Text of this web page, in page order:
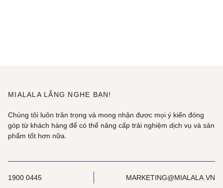
MIALALA LẮNG NGHE BẠN!
Chúng tôi luôn trân trọng và mong nhận được mọi ý kiến đóng
góp từ khách hàng để có thể nâng cấp trải nghiệm dịch vụ và sản
phẩm tốt hơn nữa.
1900 0445 MARKETING@MIALALA.VN